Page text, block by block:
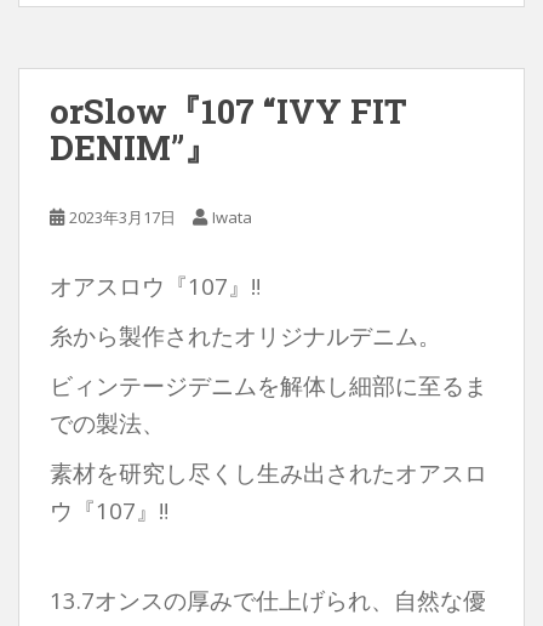
orSlow『107 “IVY FIT
DENIM”』
2023年3月17日 Iwata
オアスロウ『107』‼︎
糸から製作されたオリジナルデニム。
ビィンテージデニムを解体し細部に至るま
での製法、
素材を研究し尽くし生み出されたオアスロ
ウ『107』‼︎
13.7オンスの厚みで仕上げられ、自然な優